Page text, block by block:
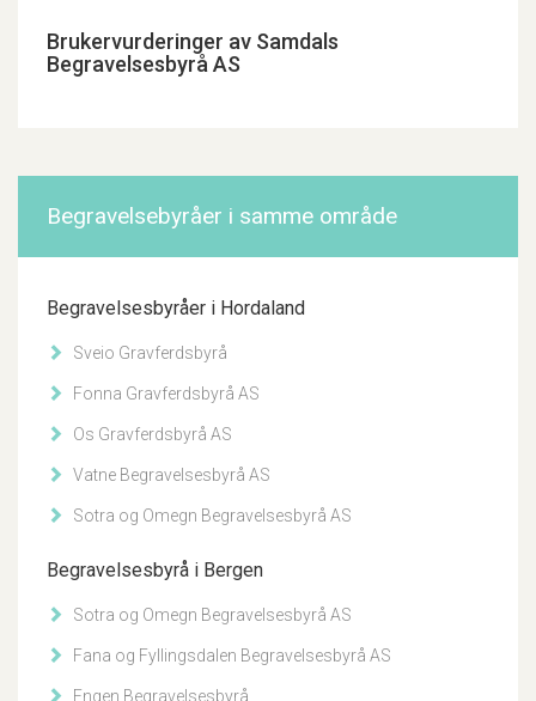
Brukervurderinger av Samdals
Begravelsesbyrå AS
Begravelsebyråer i samme område
Begravelsesbyråer i Hordaland
Sveio Gravferdsbyrå
Fonna Gravferdsbyrå AS
Os Gravferdsbyrå AS
Vatne Begravelsesbyrå AS
Sotra og Omegn Begravelsesbyrå AS
Begravelsesbyrå i Bergen
Sotra og Omegn Begravelsesbyrå AS
Fana og Fyllingsdalen Begravelsesbyrå AS
Engen Begravelsesbyrå